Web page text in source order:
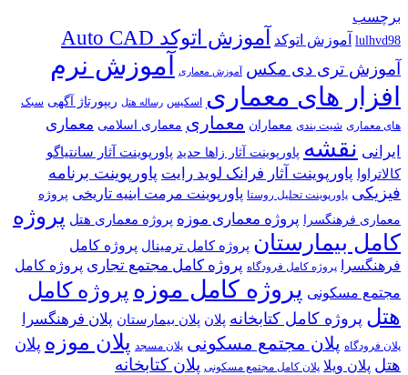
برچسب
lulhvd98 آموزش اتوکد آموزش اتوکد Auto CAD
آموزش تری دی مکس آموزش معماری
آموزش نرم
افزار های معماری اسکیس رساله هتل ریپورتاژ آگهی سبک
های معماری شیت بندی معماران معماری معماری اسلامی معماری
ایرانی نقشه پاورپوینت آثار زاها حدید پاورپوینت آثار سانتیاگو
کالاتراوا پاورپوینت آثار فرانک لوید رایت پاورپوینت برنامه
فیزیکی پاورپوینت تحلیل روستا پاورپوینت مرمت ابنیه تاریخی پروژه
معماری فرهنگسرا پروژه معماری موزه پروژه معماری هتل پروژه
کامل بیمارستان پروژه کامل ترمینال پروژه کامل
فرهنگسرا
پروژه کامل فرودگاه پروژه کامل مجتمع تجاری پروژه کامل
مجتمع مسکونی پروژه کامل موزه پروژه کامل
هتل پروژه کامل کتابخانه پلان پلان بیمارستان پلان فرهنگسرا
پلان فرودگاه پلان مجتمع مسکونی پلان مسجد پلان موزه پلان
هتل پلان ویلا پلان کامل مجتمع مسکونی پلان کتابخانه